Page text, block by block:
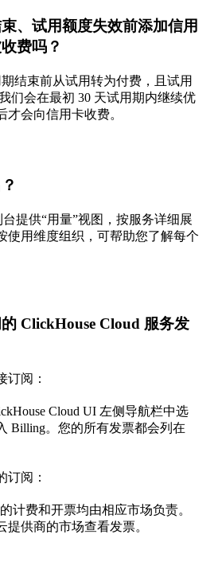
、试用额度失效前添加信用
费吗？
结束前从试用转为付费，且试用
们会在最初 30 天试用期内继续优
才会向信用卡收费。
台提供“用量”视图，按服务详细展
使用维度组织，可帮助您了解每个
ClickHouse Cloud 服务发
订阅：
Cloud UI 左侧导航栏中选
Billing。您的所有发票都会列在
订阅：
计费和开票均由相应市场负责。
供商的市场查看发票。